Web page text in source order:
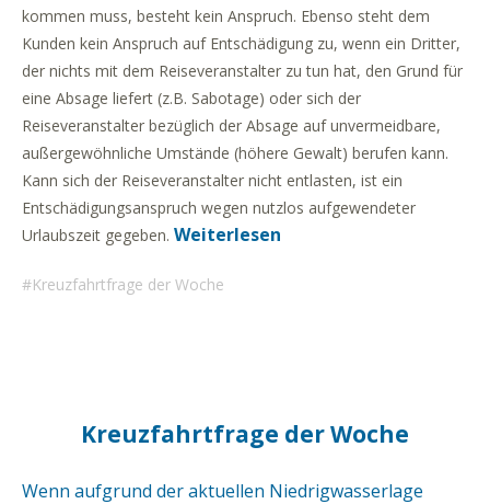
kommen muss, besteht kein Anspruch. Ebenso steht dem
Kunden kein Anspruch auf Entschädigung zu, wenn ein Dritter,
der nichts mit dem Reiseveranstalter zu tun hat, den Grund für
eine Absage liefert (z.B. Sabotage) oder sich der
Reiseveranstalter bezüglich der Absage auf unvermeidbare,
außergewöhnliche Umstände (höhere Gewalt) berufen kann.
Kann sich der Reiseveranstalter nicht entlasten, ist ein
Entschädigungsanspruch wegen nutzlos aufgewendeter
Urlaubszeit gegeben. Weiterlesen
Kreuzfahrtfrage der Woche
Kreuzfahrtfrage der Woche
Wenn aufgrund der aktuellen Niedrigwasserlage